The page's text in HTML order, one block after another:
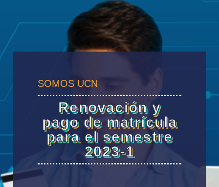
SOMOS UCN
Renovación y
pago de matrícula
para el semestre
2023-1